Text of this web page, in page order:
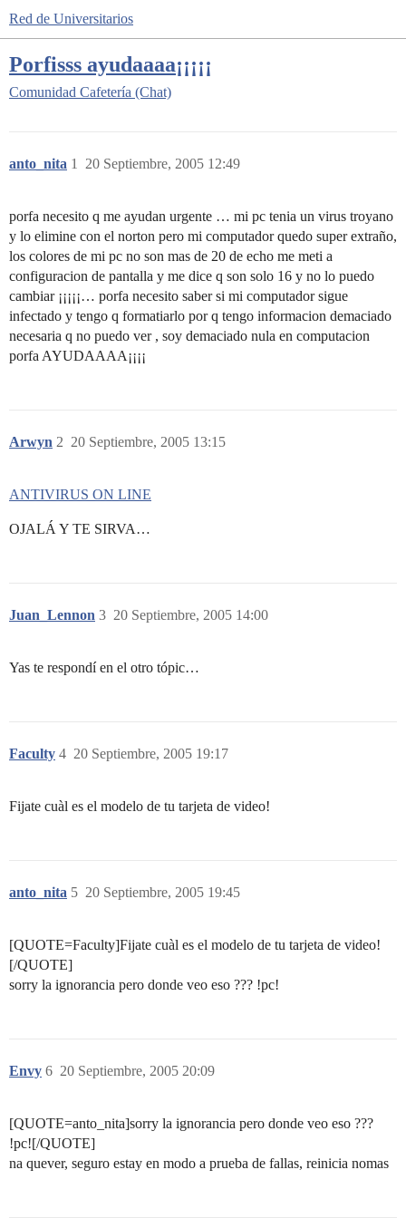
Red de Universitarios
Porfisss ayudaaaa¡¡¡¡¡
Comunidad Cafetería (Chat)
anto_nita 20 Septiembre, 2005 12:49
1
porfa necesito q me ayudan urgente … mi pc tenia un virus troyano
y lo elimine con el norton pero mi computador quedo super extraño,
los colores de mi pc no son mas de 20 de echo me meti a
configuracion de pantalla y me dice q son solo 16 y no lo puedo
cambiar ¡¡¡¡¡… porfa necesito saber si mi computador sigue
infectado y tengo q formatiarlo por q tengo informacion demaciado
necesaria q no puedo ver , soy demaciado nula en computacion
porfa AYUDAAAA¡¡¡¡
Arwyn 20 Septiembre, 2005 13:15
2
ANTIVIRUS ON LINE
OJALÁ Y TE SIRVA…
Juan_Lennon 20 Septiembre, 2005 14:00
3
Yas te respondí en el otro tópic…
Faculty 20 Septiembre, 2005 19:17
4
Fijate cuàl es el modelo de tu tarjeta de video!
anto_nita 20 Septiembre, 2005 19:45
5
[QUOTE=Faculty]Fijate cuàl es el modelo de tu tarjeta de video!
[/QUOTE]
sorry la ignorancia pero donde veo eso ??? !pc!
Envy 20 Septiembre, 2005 20:09
6
[QUOTE=anto_nita]sorry la ignorancia pero donde veo eso ???
!pc![/QUOTE]
na quever, seguro estay en modo a prueba de fallas, reinicia nomas